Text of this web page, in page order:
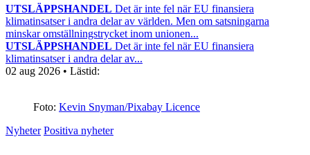
UTSLÄPPSHANDEL Det är inte fel när EU finansiera
klimatinsatser i andra delar av världen. Men om satsningarna
minskar omställningstrycket inom unionen...
UTSLÄPPSHANDEL Det är inte fel när EU finansiera
klimatinsatser i andra delar av...
02 aug 2026 • Lästid:
Foto: Kevin Snyman/Pixabay Licence
Nyheter Positiva nyheter